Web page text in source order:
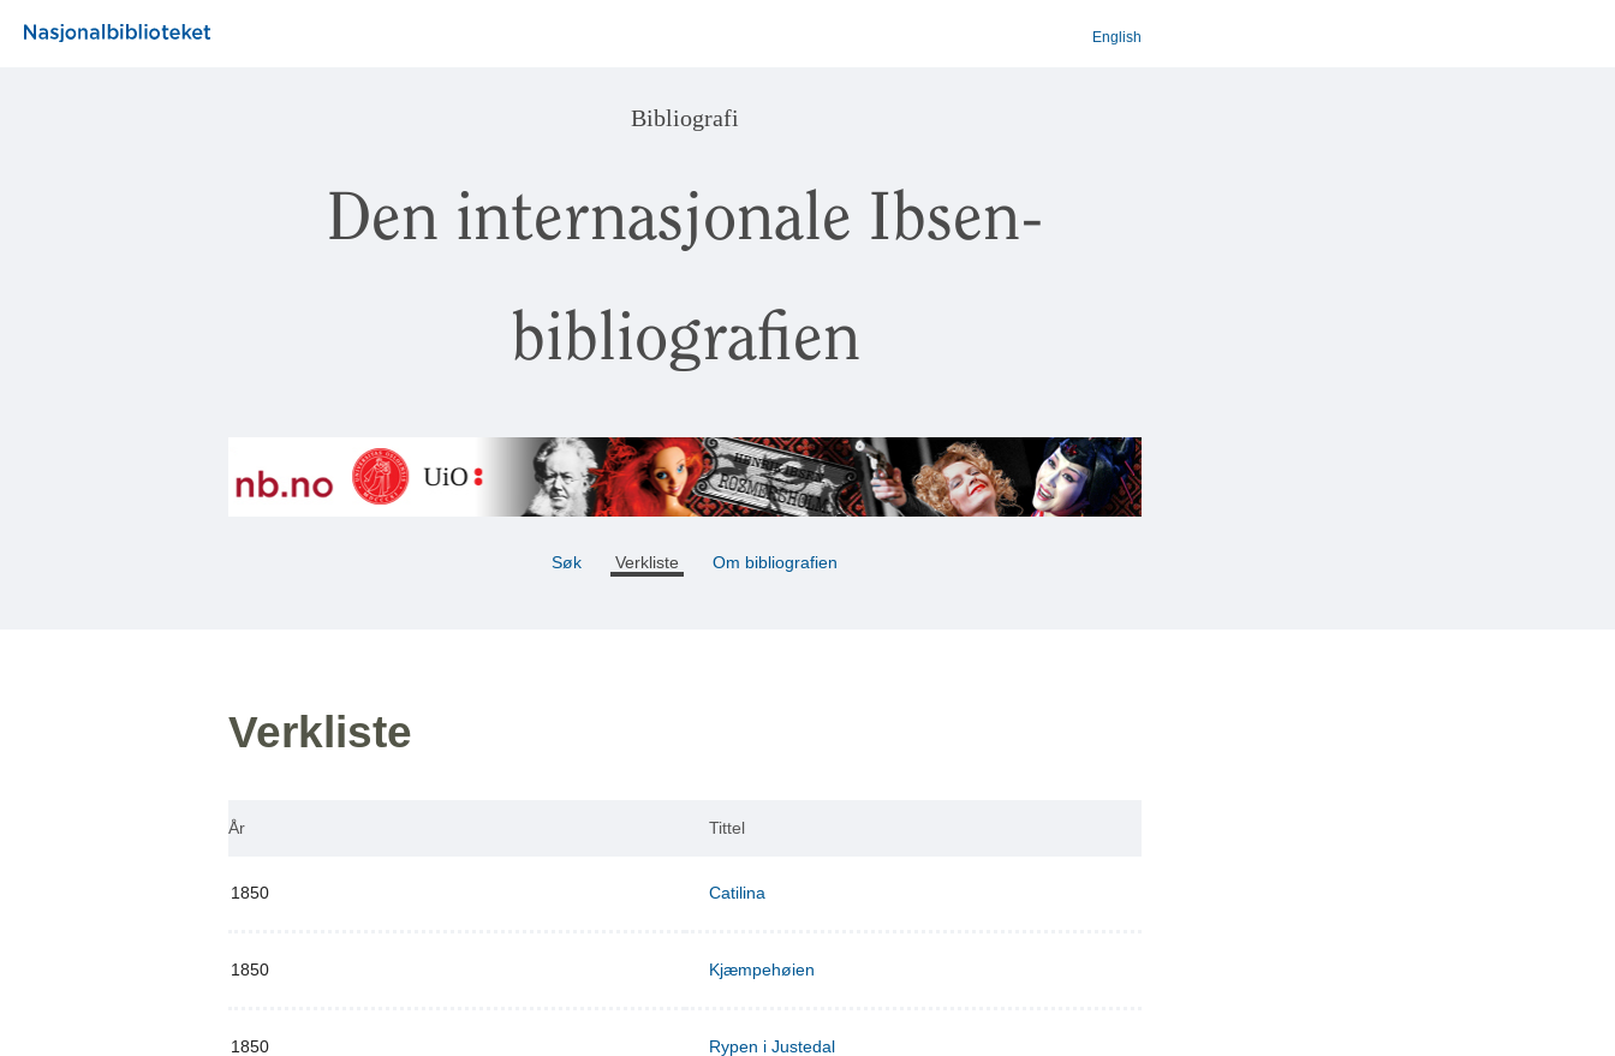
English
Bibliografi
Den internasjonale Ibsen-
bibliografien
Søk Verkliste Om bibliografien
Verkliste
År Tittel
1850 Catilina
1850 Kjæmpehøien
1850 Rypen i Justedal